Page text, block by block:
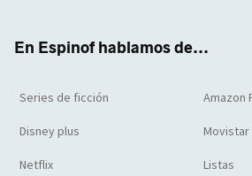
En Espinof hablamos de...
Series de ficción Amazon
Disney plus Movistar
Netflix Listas